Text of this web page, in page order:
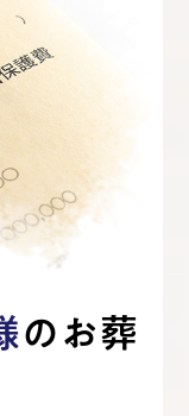
のお葬